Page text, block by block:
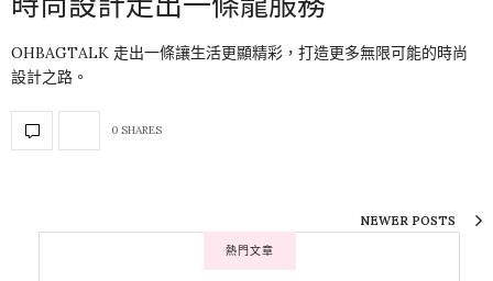
OHBAGTALK 走出一條讓生活更顯精彩，打造更多無限可能的時尚
設計之路。
0 SHARES
NEWER POSTS
熱門文章